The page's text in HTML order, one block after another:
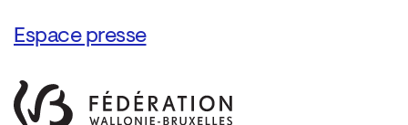
Espace presse